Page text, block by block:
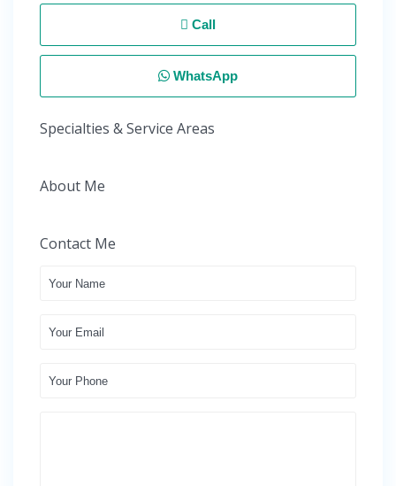
Call
WhatsApp
Specialties & Service Areas
About Me
Contact Me